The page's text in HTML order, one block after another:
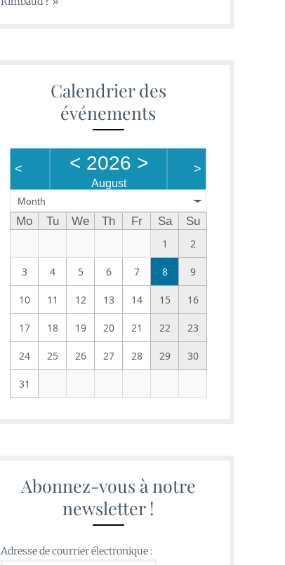
Calendrier des
événements
< < 2026 >
August
>
Month
Mo Tu We Th Fr Sa
Su
1
2
3 4 5 6 7 8 9
10 11 12 13 14 15 16
17 18 19 20 21 22 23
24 25 26 27 28 29 30
31
Abonnez-vous à notre
newsletter !
Adresse de courrier électronique :